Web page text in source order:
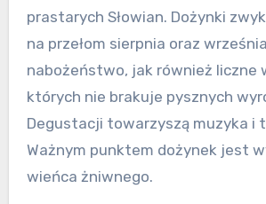
prastarych Słowian. Dożynki
na przełom sierpnia oraz
nabożeństwo, jak również liczne
których nie brakuje pysznych
Degustacji towarzyszą muzyka i
Ważnym punktem dożynek jest
wieńca żniwnego.